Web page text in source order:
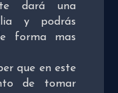
te dará una
y podrás
forma mas
que en este
de tomar